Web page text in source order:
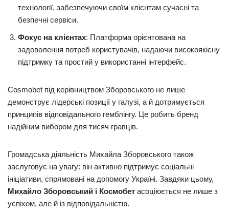
технології, забезпечуючи своїм клієнтам сучасні та
безпечні сервіси.
Фокус на клієнтах: Платформа орієнтована на
задоволення потреб користувачів, надаючи високоякісну
підтримку та простий у використанні інтерфейс.
Cosmobet під керівництвом Зборовського не лише
демонструє лідерські позиції у галузі, а й дотримується
принципів відповідального гемблінгу. Це робить бренд
надійним вибором для тисяч гравців.
Громадська діяльність Михайла Зборовського також
заслуговує на увагу: він активно підтримує соціальні
ініціативи, спрямовані на допомогу Україні. Завдяки цьому,
Михайло Зборовський і Космобет асоціюється не лише з
успіхом, але й із відповідальністю.